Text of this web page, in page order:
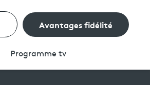
Avantages fidélité
Programme tv